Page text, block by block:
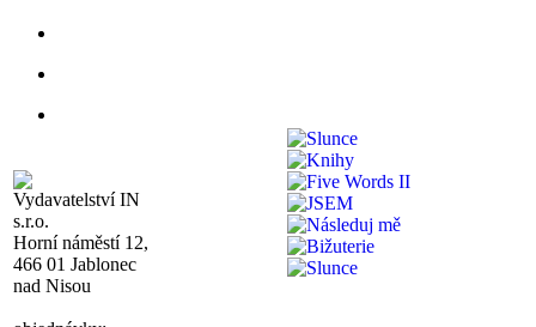
Vydavatelství IN
s.r.o.
Horní náměstí 12,
466 01 Jablonec
nad Nisou